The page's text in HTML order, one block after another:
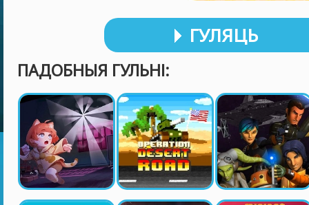
ГУЛЯЦЬ
ПАДОБНЫЯ ГУЛЬНІ: